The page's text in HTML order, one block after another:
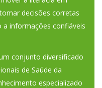
decisões corretas
a informações confiáveis
conjunto diversificado
de Saúde da
especializado